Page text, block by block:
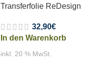
Transferfolie ReDesign
32,90€
In den Warenkorb
inkl. 20 % MwSt.